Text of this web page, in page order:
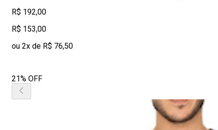
R$ 192,00
R$ 153,00
ou 2x de R$ 76,50
21% OFF